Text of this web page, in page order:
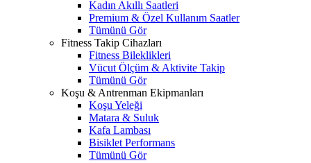
Kadın Akıllı Saatleri
Premium & Özel Kullanım Saatler
Tümünü Gör
Fitness Takip Cihazları
Fitness Bileklikleri
Vücut Ölçüm & Aktivite Takip
Tümünü Gör
Koşu & Antrenman Ekipmanları
Koşu Yeleği
Matara & Suluk
Kafa Lambası
Bisiklet Performans
Tümünü Gör